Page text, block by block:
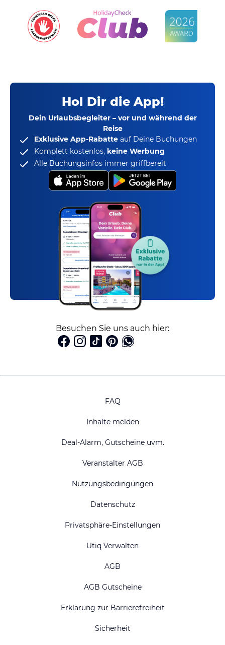
Hol Dir die App!
Dein Urlaubsbegleiter – vor und während der
Reise
Exklusive App-Rabatte auf Deine Buchungen
Komplett kostenlos, keine Werbung
Alle Buchungsinfos immer griffbereit
Besuchen Sie uns auch hier:
FAQ
Inhalte melden
Deal-Alarm, Gutscheine uvm.
Veranstalter AGB
Nutzungsbedingungen
Datenschutz
Privatsphäre-Einstellungen
Utiq Verwalten
AGB
AGB Gutscheine
Erklärung zur Barrierefreiheit
Sicherheit